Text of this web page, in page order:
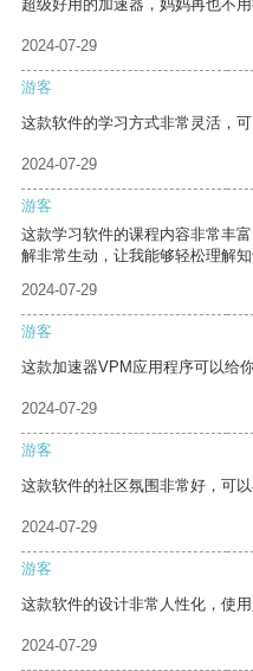
超级好用的加速器，妈妈再也不用
2024-07-29
游客
这款软件的学习方式非常灵活，
2024-07-29
游客
这款学习软件的课程内容非常丰
解非常生动，让我能够轻松理解知
2024-07-29
游客
这款加速器VPM应用程序可以给
2024-07-29
游客
这款软件的社区氛围非常好，可
2024-07-29
游客
这款软件的设计非常人性化，使用
2024-07-29